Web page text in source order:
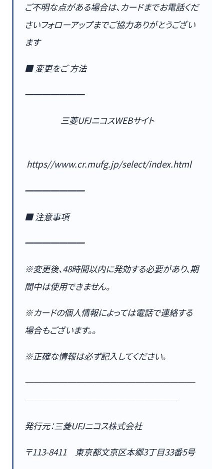
ご不明な点がある場合は、カードまでお電話くだ
さいフォローアップまでご協力ありがとうござい
ます
■ 変更をご 方法
━━━━━━━
三菱UFJニコスWEBサイト
https//www.cr.mufg.jp/select/index.html
━━━━━━━
■ 注意事項
━━━━━━━
※変更後、48時間以内に発効する必要があり、期
間中は使用できません。
※カードの個人情報によっては電話で連絡する
場合もございます。。
※正確な情報は必ず記入してください。
────────────────────
──────────────────
発行元：三菱UFJニコス株式会社
〒113-8411 東京都文京区本郷3丁目33番5号